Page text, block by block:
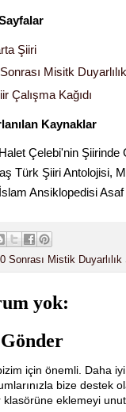
Şiiri
Misitk
Çalışma Kağıdı
Kaynaklar
Çelebi'nin Şiirinde
Türk Şiiri Antolojisi,
Ansiklopedisi
Sonrası Mistik Duyarlılık
yok:
için önemli. Daha
bize destek
klasörüne eklemeyi